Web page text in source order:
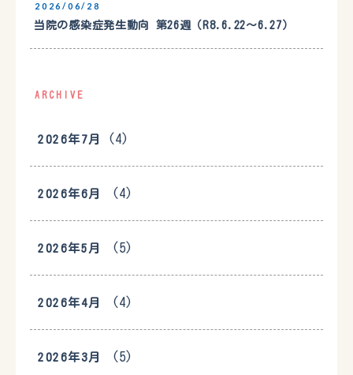
2026/06/28
当院の感染症発生動向 第26週（R8.6.22〜6.27）
ARCHIVE
2026年7月 (4)
2026年6月 (4)
2026年5月 (5)
2026年4月 (4)
2026年3月 (5)